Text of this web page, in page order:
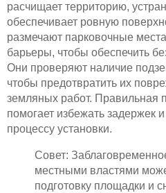
расчищает территорию,
обеспечивает ровную
размечают парковочные
барьеры, чтобы обеспечить
Они проверяют наличие
чтобы предотвратить их
земляных работ. Правильная
помогает избежать задержек
процессу установки.
Совет:
местными властями
подготовку площадки и